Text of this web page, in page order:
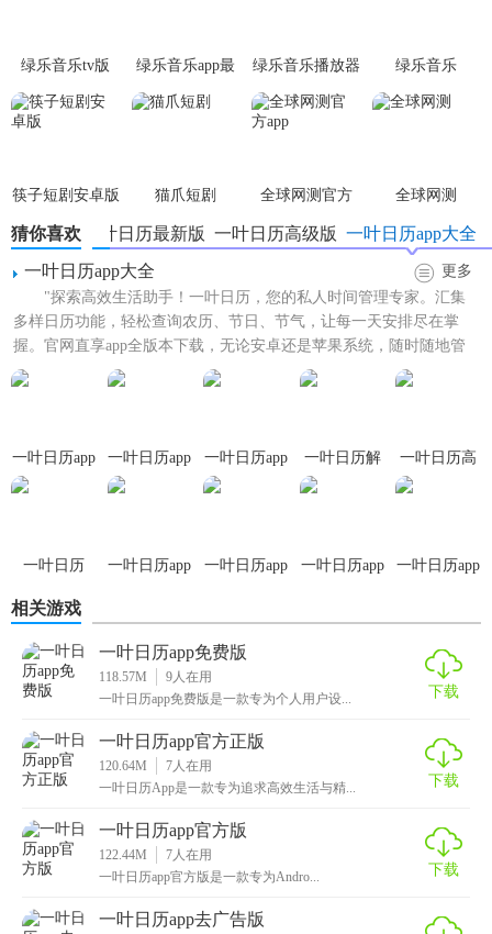
1. 极简设计：界面简洁而不失功能全面，减少视觉负担，提
升使用体验。
4. 节日节气：详细标注节日节气，让传统文化与现代生活完
美融合。
5. 多端同步：支持iOS、Android、Web等多平台同步，随时随
地管理日程。
1. 日程安排：轻松添加、编辑、删除日程，支持设置重复周
期和优先级。
3. 天气预报：集成实时天气预报功能，方便用户出行准备。
4. 节日放假通知：提前告知国家法定假日及调休信息，方便
安排假期计划。
【一叶日历app免费版玩法】
1. 创建日程：点击“+”按钮，选择事件类型（会议、生日
等），输入标题、时间、地点等详情，设置提醒方式。
2. 设置提醒：在日程详情中，可选择多种提醒方式（如提前5
分钟提醒、全天提醒等）。
支持按颜色分类管理不同类别的事件。
绿乐音乐tv版
绿乐音乐app最
新版本
绿乐音乐播放器 绿乐音乐
筷子短剧安卓版 猫爪短剧
全球网测官方
app
全球网测
猜你喜欢 一叶日历app大全
一叶日历高级版
一叶日历最新版
一叶日历app大全
更多
"探索高效生活助手！一叶日历，您的私人时间管理专家。汇集
多样日历功能，轻松查询农历、节日、节气，让每一天安排尽在掌
握。官网直享app全版本下载，无论安卓还是苹果系统，随时随地管
理日程，高效规划生活。特...
一叶日历app
一叶日历app
一叶日历app
一叶日历解
锁会员版
一叶日历高
级尊享版
一叶日历
一叶日历app
一叶日历app
一叶日历app
一叶日历app
相关游戏
一叶日历app免费版
118.57M 9 人在用
一叶日历app免费版是一款专为个人用户设...
下载
一叶日历app官方正版
120.64M 7 人在用
一叶日历App是一款专为追求高效生活与精...
下载
一叶日历app官方版
122.44M 7 人在用
一叶日历app官方版是一款专为Andro...
下载
一叶日历app去广告版